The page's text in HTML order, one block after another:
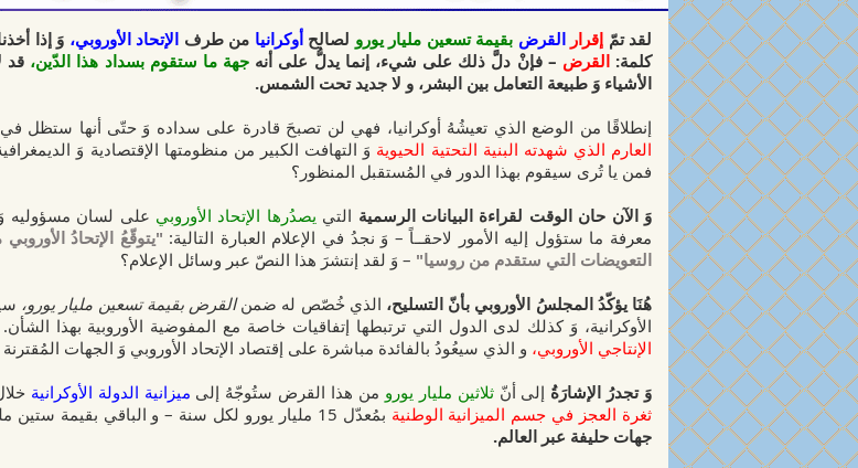
لقد تمّ إقرارالقرض بقيمة تسعين مليار يورو لصالحأوكرانيا من طرف الإتحاد الأوروبي، وَ إذا
كلمة:القرض – فإنْ دلَّ ذلك على شيء، إنما يدلُّ على أنه جهة ما ستقوم بسداد هذا الدّين، قد
الأشياء وَ طبيعة التعامل بين البشر، و لا جديد تحت الشمس.
إنطلاقًا من الوضع الذي تعيشُهُ أوكرانيا، فهي لن تصبحَ قادرة على سداده وَ حتّى أنها
العارم الذي شهدته البنية التحتية الحيوية وَ التهافت الكبير من منظومتها الإقتصادية وَ
فمن يا تُرى سيقوم بهذا الدور في المُستقبل المنظور؟
وَ الآن حان الوقت لقراءة البيانات الرسمية التي يصدُرها الإتحاد الأوروبي على لسان مسؤوليه
معرفة ما ستؤول إليه الأمور لاحقــاً – وَ نجدُ في الإعلام العبارة التالية: "يتوقّعُ الإتحادُ
التعويضات التي ستقدم من روسيا" – وَ لقد إنتشرَ هذا النصّ عبر وسائل الإعلام؟
هُنَا يؤكّدُ المجلسُ الأوروبي بأنّ التسليح، الذي خُصّص له ضمنالقرض بقيمة تسعين مليار يورو،
الأوكرانية، وَ كذلك لدى الدول التي ترتبطها إتفاقيات خاصة مع المفوضية الأوروبية بهذا
الإنتاجي الأوروبي، و الذي سيعُودُ بالفائدة مباشرة على إقتصاد الإتحاد الأوروبي وَ الجهات المُقترنة
وَ تجدرُ الإشارَةُ إلى أنّثلاثين مليار يورو من هذا القرض ستُوجّهُ إلى ميزانية الدولة الأوكرانية
ثغرة العجز في جسم الميزانية الوطنية بمُعدّل 15 مليار يورو لكل سنة – و الباقي بقيمة ستين مليار يورو ستُوجهُ إلى
جهات حليفة عبر العالم.